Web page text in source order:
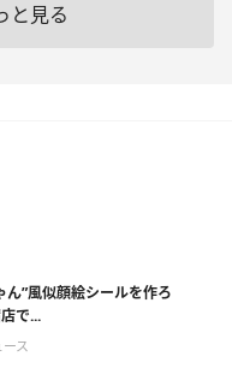
と見る
ん”風似顔絵シールを作ろ
で...
ス